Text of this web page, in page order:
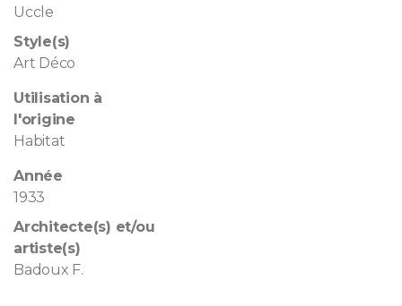
Uccle
Style(s)
Art Déco
Utilisation à
l'origine
Habitat
Année
1933
Architecte(s) et/ou
artiste(s)
Badoux F.